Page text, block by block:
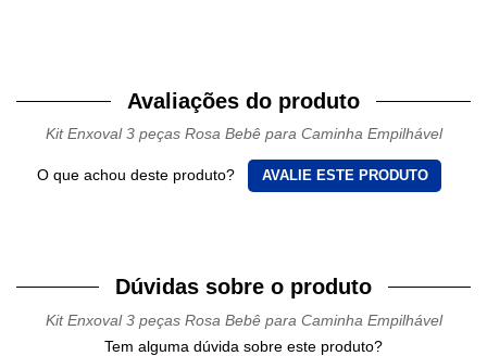
Avaliações do produto
Kit Enxoval 3 peças Rosa Bebê para Caminha Empilhável
O que achou deste produto? AVALIE ESTE PRODUTO
Dúvidas sobre o produto
Kit Enxoval 3 peças Rosa Bebê para Caminha Empilhável
Tem alguma dúvida sobre este produto?